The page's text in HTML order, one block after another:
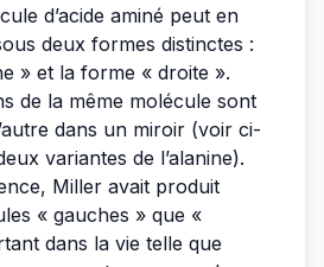
d’acide aminé peut en
deux formes distinctes :
» et la forme « droite ».
de la même molécule sont
dans un miroir (voir ci-
variantes de l’alanine).
Miller avait produit
« gauches » que «
dans la vie telle que